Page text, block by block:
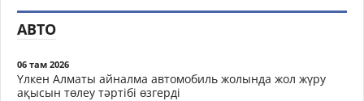
АВТО
06 там 2026
Үлкен Алматы айналма автомобиль жолында жол жүру
ақысын төлеу тәртібі өзгерді